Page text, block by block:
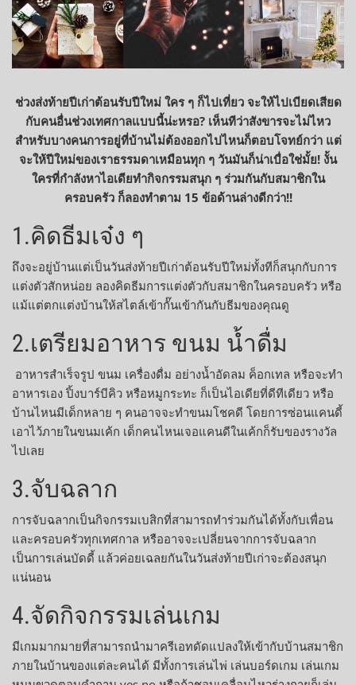
ช่วงส่งท้ายปีเก่าต้อนรับปีใหม่ ใคร ๆ ก็ไปเที่ยว จะให้ไปเบียดเสียด
กับคนอื่นช่วงเทศกาลแบบนี้น่ะหรอ? เห็นทีว่าสังขารจะไม่ไหว
สำหรับบางคนการอยู่ที่บ้านไม่ต้องออกไปไหนก็ตอบโจทย์กว่า แต่
จะให้ปีใหม่ของเราธรรมดาเหมือนทุก ๆ วันมันก็น่าเบื่อใช่มั้ย! งั้น
ใครที่กำลังหาไอเดียทำกิจกรรมสนุก ๆ ร่วมกันกับสมาชิกใน
ครอบครัว ก็ลองทำตาม 15 ข้อด้านล่างดีกว่า!!
1.คิดธีมเจ๋ง ๆ
ถึงจะอยู่บ้านแต่เป็นวันส่งท้ายปีเก่าต้อนรับปีใหม่ทั้งทีก็สนุกกับการ
แต่งตัวสักหน่อย ลองคิดธีมการแต่งตัวกับสมาชิกในครอบครัว หรือ
แม้แต่ตกแต่งบ้านให้สไตล์เข้ากั๊นเข้ากันกับธีมของคุณดู
2.เตรียมอาหาร ขนม น้ำดื่ม
อาหารสำเร็จรูป ขนม เครื่องดื่ม อย่างน้ำอัดลม ค็อกเทล หรือจะทำ
อาหารเอง ปิ้งบาร์บีคิว หรือหมูกระทะ ก็เป็นไอเดียที่ดีทีเดียว หรือ
บ้านไหนมีเด็กหลาย ๆ คนอาจจะทำขนมโชคดี โดยการซ่อนแคนดี้
เอาไว้ภายในขนมเค้ก เด็กคนไหนเจอแคนดีในเค้กก็รับของรางวัล
ไปเลย
3.จับฉลาก
การจับฉลากเป็นกิจกรรมเบสิกที่สามารถทำร่วมกันได้ทั้งกับเพื่อน
และครอบครัวทุกเทศกาล หรืออาจจะเปลี่ยนจากการจับฉลาก
เป็นการเล่นบัดดี้ แล้วค่อยเฉลยกันในวันส่งท้ายปีเก่าจะต้องสนุก
แน่นอน
4.จัดกิจกรรมเล่นเกม
มีเกมมากมายที่สามารถนำมาครีเอทดัดแปลงให้เข้ากับบ้านสมาชิก
ภายในบ้านของแต่ละคนได้ มีทั้งการเล่นไพ่ เล่นบอร์ดเกม เล่นเกม